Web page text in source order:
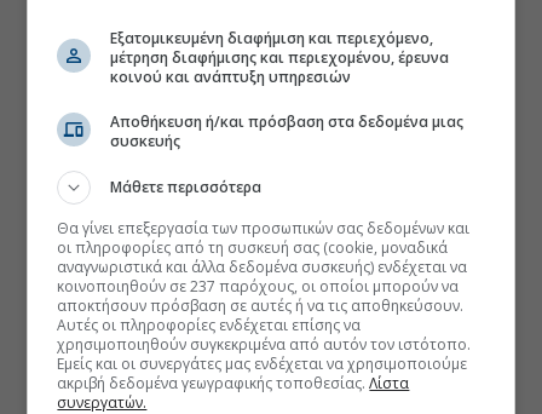
Εξατομικευμένη διαφήμιση και περιεχόμενο,
μέτρηση διαφήμισης και περιεχομένου, έρευνα
κοινού και ανάπτυξη υπηρεσιών
Αποθήκευση ή/και πρόσβαση στα δεδομένα μιας
συσκευής
Μάθετε περισσότερα
Θα γίνει επεξεργασία των προσωπικών σας δεδομένων και
οι πληροφορίες από τη συσκευή σας (cookie, μοναδικά
αναγνωριστικά και άλλα δεδομένα συσκευής) ενδέχεται να
κοινοποιηθούν σε 237 παρόχους, οι οποίοι μπορούν να
αποκτήσουν πρόσβαση σε αυτές ή να τις αποθηκεύσουν.
Αυτές οι πληροφορίες ενδέχεται επίσης να
χρησιμοποιηθούν συγκεκριμένα από αυτόν τον ιστότοπο.
Εμείς και οι συνεργάτες μας ενδέχεται να χρησιμοποιούμε
ακριβή δεδομένα γεωγραφικής τοποθεσίας.Λίστα
συνεργατών.